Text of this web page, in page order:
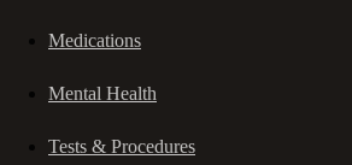
Medications
Mental Health
Tests & Procedures